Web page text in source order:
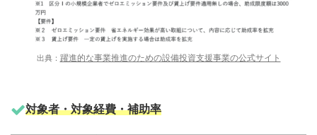
出典： 躍進的な事業推進のための設備投資支援事業の公式サイト
対象者・対象経費・補助率